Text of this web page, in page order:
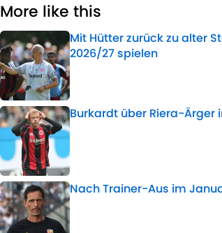
More like this
Mit Hütter zurück zu alter
2026/27 spielen
Published by on Invalid Date
Burkardt über Riera-Ärger
Published by on Invalid Date
Nach Trainer-Aus im
Published by on Invalid Date